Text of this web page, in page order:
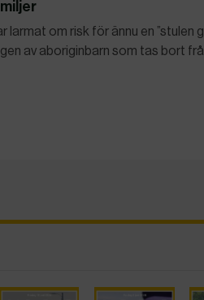
larmat om risk för ännu en ”stulen
av aboriginbarn som tas bort